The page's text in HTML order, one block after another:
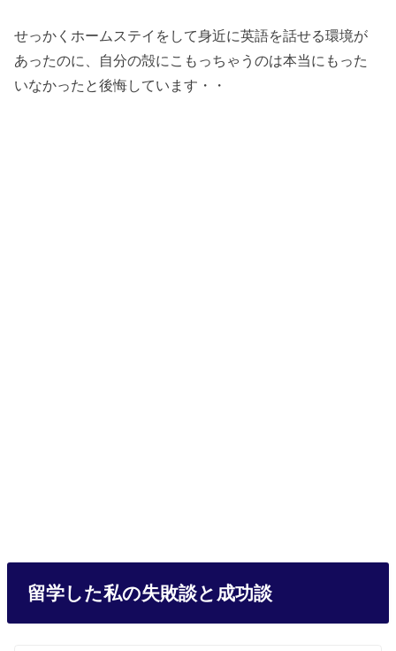
せっかくホームステイをして身近に英語を話せる環境が
あったのに、自分の殻にこもっちゃうのは本当にもった
いなかったと後悔しています・・
留学した私の失敗談と成功談